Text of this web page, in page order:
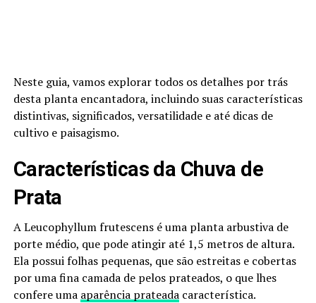
Neste guia, vamos explorar todos os detalhes por trás
desta planta encantadora, incluindo suas características
distintivas, significados, versatilidade e até dicas de
cultivo e paisagismo.
Características da Chuva de
Prata
A Leucophyllum frutescens é uma planta arbustiva de
porte médio, que pode atingir até 1,5 metros de altura.
Ela possui folhas pequenas, que são estreitas e cobertas
por uma fina camada de pelos prateados, o que lhes
confere uma aparência prateadacaracterística.